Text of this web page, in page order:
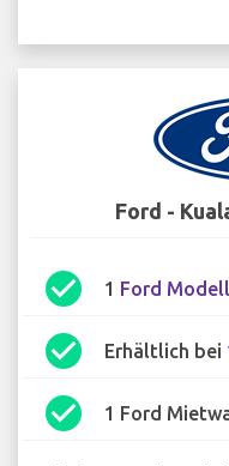
Ford -
check_circle 1 Ford
check_circle Erhältlich bei
check_circle 1 Ford